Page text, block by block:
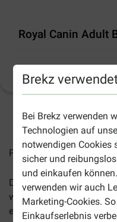
Brekz
Bei Brekz verwenden
Technologien auf
notwendigen Cookies
sicher und
und einkaufen
verwenden wir auch
Marketing-Cookies.
Einkaufserlebnis
Royal Canin Adult
2-5
Preise inkl. MwSt zzgl.
Das vollwertigeRoyal
wurde speziell für
eignet sich für Hunde ab